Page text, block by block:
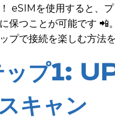
eSIMを使用すると、
保つことが可能です
プで接続を楽しむ方法
ップ1:
キャン